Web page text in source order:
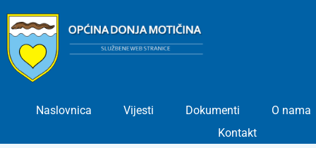
content
Naslovnica Vijesti Dokumenti
O nama
Kontakt